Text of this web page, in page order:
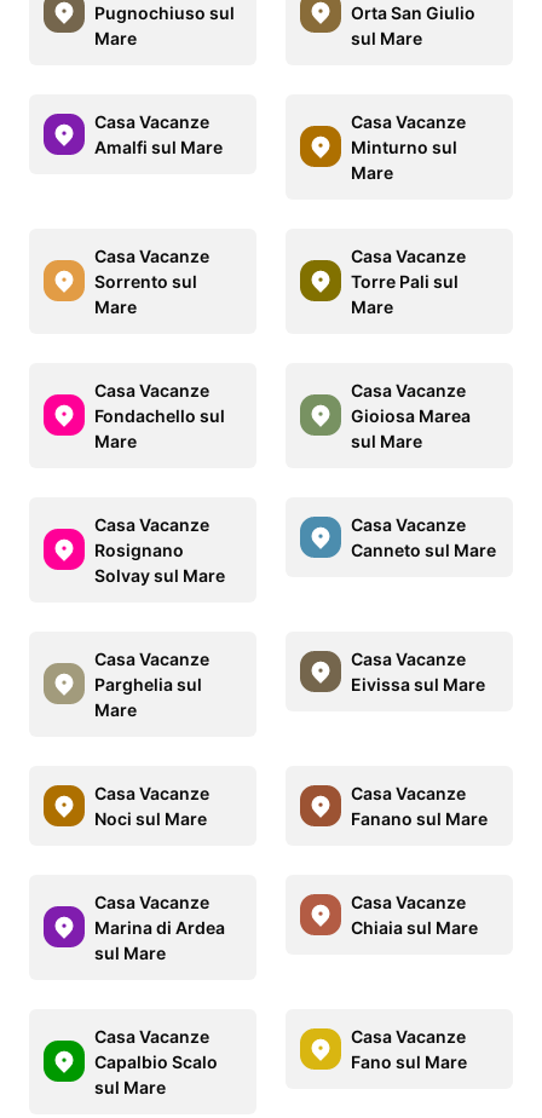
Pugnochiuso sul
Mare
Orta San Giulio
sul Mare
Casa Vacanze
Amalfi sul Mare
Casa Vacanze
Minturno sul
Mare
Casa Vacanze
Sorrento sul
Mare
Casa Vacanze
Torre Pali sul
Mare
Casa Vacanze
Fondachello sul
Mare
Casa Vacanze
Gioiosa Marea
sul Mare
Casa Vacanze
Rosignano
Solvay sul Mare
Casa Vacanze
Canneto sul Mare
Casa Vacanze
Parghelia sul
Mare
Casa Vacanze
Eivissa sul Mare
Casa Vacanze
Noci sul Mare
Casa Vacanze
Fanano sul Mare
Casa Vacanze
Marina di Ardea
sul Mare
Casa Vacanze
Chiaia sul Mare
Casa Vacanze
Capalbio Scalo
sul Mare
Casa Vacanze
Fano sul Mare